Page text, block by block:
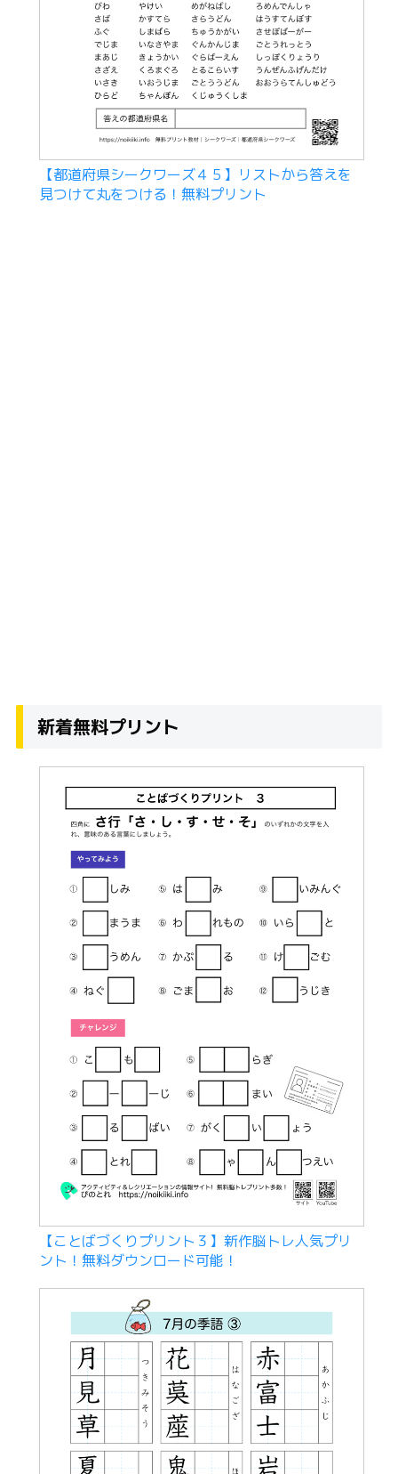
【都道府県シークワーズ４５】リストから答えを
見つけて丸をつける！無料プリント
新着無料プリント
【ことばづくりプリント３】新作脳トレ人気プリ
ント！無料ダウンロード可能！